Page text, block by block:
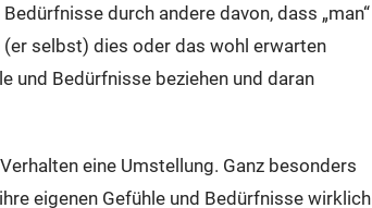
durch andere davon, dass „man“
selbst) dies oder das wohl erwarten
und Bedürfnisse beziehen und daran
eine Umstellung. Ganz besonders
eigenen Gefühle und Bedürfnisse wirklich